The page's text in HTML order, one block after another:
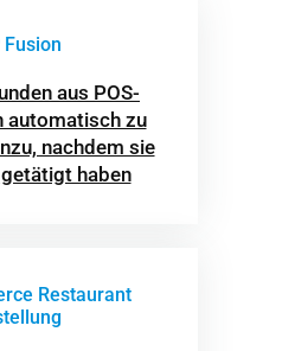
Fusion
aus POS-
automatisch zu
nachdem sie
haben
Restaurant